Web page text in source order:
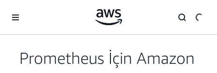
Prometheus İçin Amazon